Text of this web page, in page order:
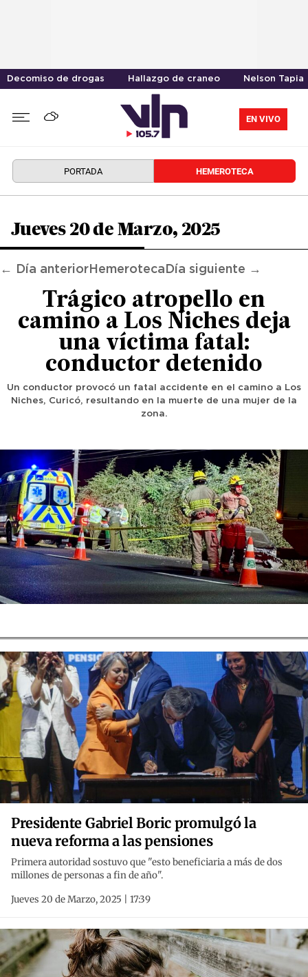
Decomiso de drogas Hallazgo de craneo Nelson Tapia
EN VIVO
PORTADA HEMEROTECA
Jueves 20 de Marzo, 2025
← Día anterior Hemeroteca Día siguiente →
Trágico atropello en
camino a Los Niches deja
una víctima fatal:
conductor detenido
Un conductor provocó un fatal accidente en el camino a Los
Niches, Curicó, resultando en la muerte de una mujer de la
zona.
Presidente Gabriel Boric promulgó la
nueva reforma a las pensiones
Primera autoridad sostuvo que "esto beneficiaria a más de dos
millones de personas a fin de año".
Jueves 20 de Marzo, 2025 | 17:39